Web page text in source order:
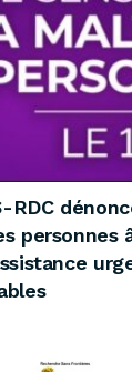
RDC
personnes